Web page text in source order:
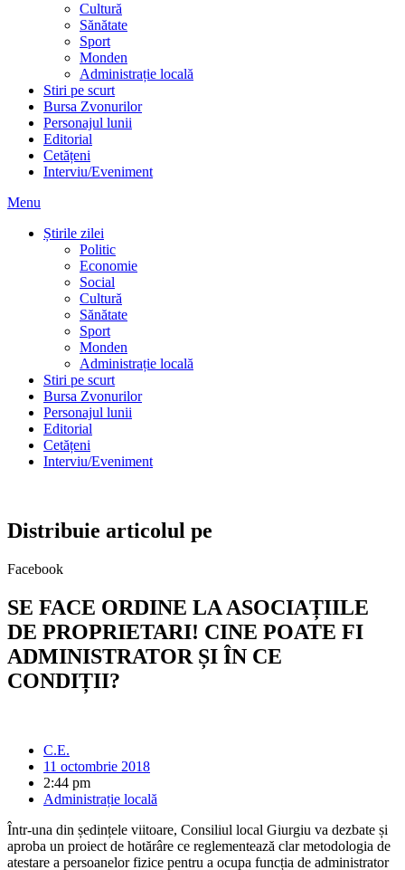
Cultură
Sănătate
Sport
Monden
Administrație locală
Stiri pe scurt
Bursa Zvonurilor
Personajul lunii
Editorial
Cetățeni
Interviu/Eveniment
Menu
Știrile zilei
Politic
Economie
Social
Cultură
Sănătate
Sport
Monden
Administrație locală
Stiri pe scurt
Bursa Zvonurilor
Personajul lunii
Editorial
Cetățeni
Interviu/Eveniment
Distribuie articolul pe
Facebook
SE FACE ORDINE LA ASOCIAȚIILE
DE PROPRIETARI! CINE POATE FI
ADMINISTRATOR ȘI ÎN CE
CONDIȚII?
C.E.
11 octombrie 2018
2:44 pm
Administrație locală
Într-una din ședințele viitoare, Consiliul local Giurgiu va dezbate și
aproba un proiect de hotărâre ce reglementează clar metodologia de
atestare a persoanelor fizice pentru a ocupa funcția de administrator